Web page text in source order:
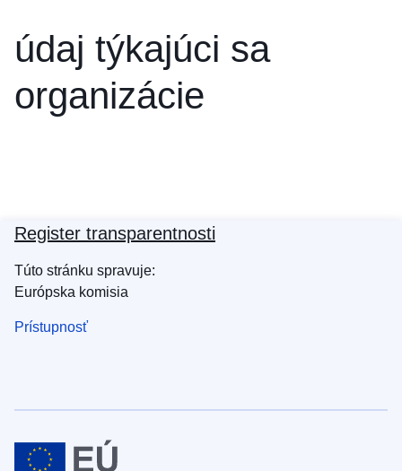
údaj týkajúci sa
organizácie
Register transparentnosti
Túto stránku spravuje:
Európska komisia
Prístupnosť